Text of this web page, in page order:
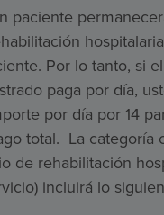
paciente
Por lo tanto, si
paga por día,
por día por 14
total. La categoría
de rehabilitación
incluirá lo